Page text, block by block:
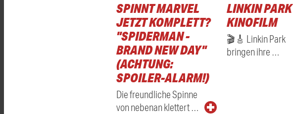
SPINNT MARVEL
JETZT KOMPLETT?
"SPIDERMAN -
BRAND NEW DAY"
(ACHTUNG:
SPOILER-ALARM!)
Die freundliche Spinne
von nebenan klettert …
LINKIN PARK
KINOFILM
🎬🎸 Linkin Park
bringen ihre …